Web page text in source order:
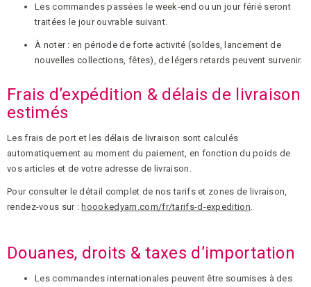
Les commandes passées le week-end ou un jour férié seront
traitées le jour ouvrable suivant.
À noter : en période de forte activité (soldes, lancement de
nouvelles collections, fêtes), de légers retards peuvent survenir.
Frais d’expédition & délais de livraison
estimés
Les frais de port et les délais de livraison sont calculés
automatiquement au moment du paiement, en fonction du poids de
vos articles et de votre adresse de livraison.
Pour consulter le détail complet de nos tarifs et zones de livraison,
rendez-vous sur : hoookedyarn.com/fr/tarifs-d-expedition.
Douanes, droits & taxes d’importation
Les commandes internationales peuvent être soumises à des